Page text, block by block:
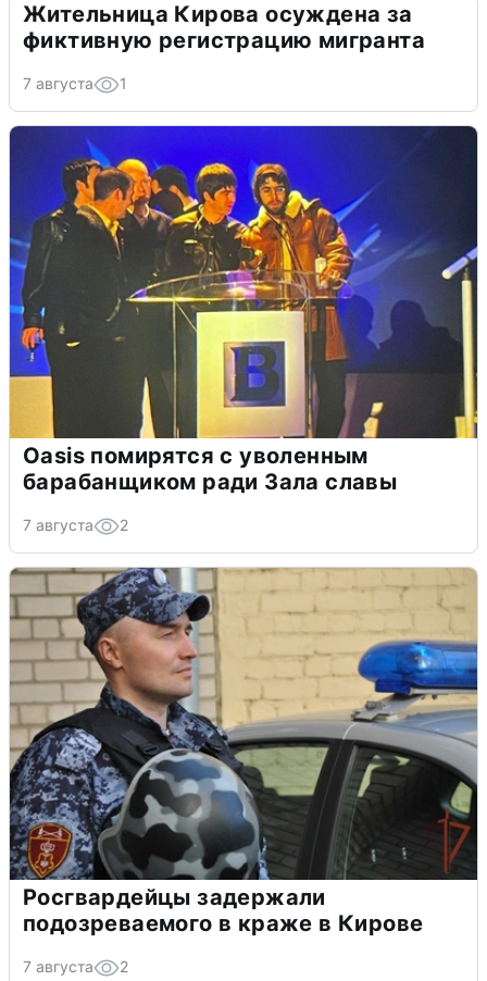
Жительница Кирова осуждена за
фиктивную регистрацию мигранта
7 августа 1
Oasis помирятся с уволенным
барабанщиком ради Зала славы
7 августа 2
Росгвардейцы задержали
подозреваемого в краже в Кирове
7 августа 2